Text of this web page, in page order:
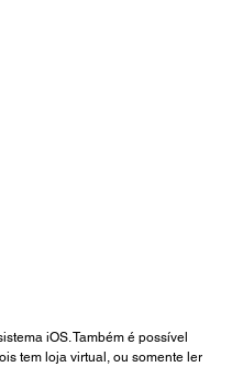
iOS. Também é possível
tem loja virtual, ou somente ler